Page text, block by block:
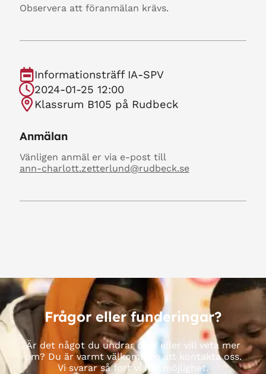
Observera att föranmälan krävs.
Anmälan
Vänligen anmäl er via e-post till
ann-charlott.zetterlund@rudbeck.se
Informationsträff IA-SPV
2024-01-25 12:00
Klassrum B105 på Rudbeck
Frågor eller funderingar?
Är det något du undrar över eller vill veta mer
om? Du är varmt välkommen att kontakta oss.
Vi svarar så fort vi har möjlighet.